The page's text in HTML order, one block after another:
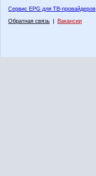
Сервис EPG для ТВ-провайдеров
Обратная связь | Вакансии